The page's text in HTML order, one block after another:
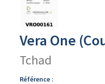
produit
Vera One
Tchad
Référence :